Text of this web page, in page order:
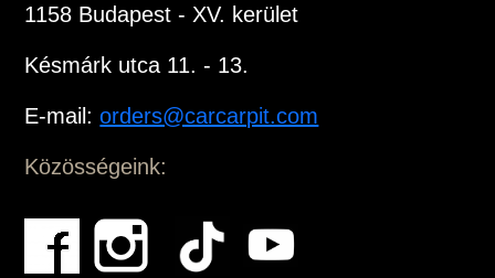
1158 Budapest - XV. kerület
Késmárk utca 11. - 13.
E-mail:orders@carcarpit.com
Közösségeink: